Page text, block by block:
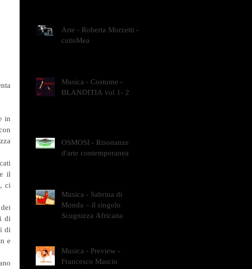
in
il
ci
di
di
e
Arte - Roberta Morzetti -
cutisMea
Musica - Costume -
BLANDITIA vol 1- 2
OSMOSI - Risonanze
d'arte contemporanea
Musica - Sabrina di
Monda – il singolo
Scugnizza Africana
Musica - Preview -
Francesco Mascio